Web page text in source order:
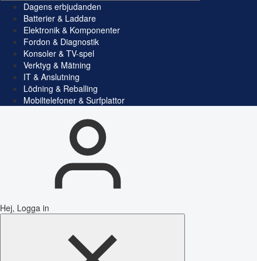
Dagens erbjudanden
Batterier & Laddare
Elektronik & Komponenter
Fordon & Diagnostik
Konsoler & TV-spel
Verktyg & Mätning
IT & Anslutning
Lödning & Reballing
Mobiltelefoner & Surfplattor
Hej, Logga in